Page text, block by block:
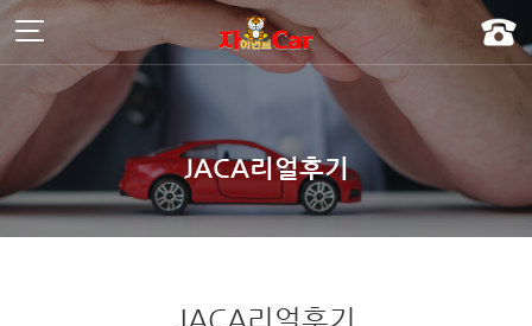
주메뉴 바로가기
컨텐츠 바로가기
JACA리얼후기